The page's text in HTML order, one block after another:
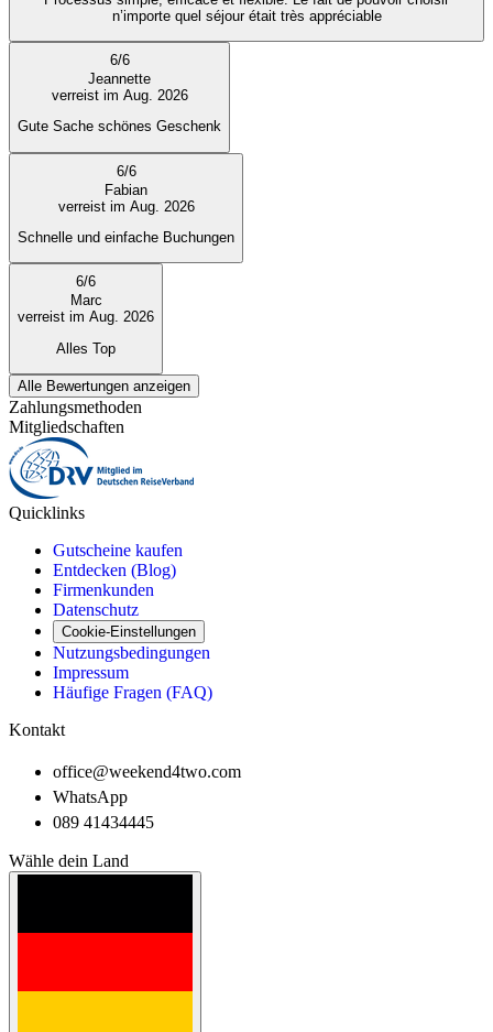
n’importe quel séjour était très appréciable
6/6
Jeannette
verreist im Aug. 2026
Gute Sache schönes Geschenk
6/6
Fabian
verreist im Aug. 2026
Schnelle und einfache Buchungen
6/6
Marc
verreist im Aug. 2026
Alles Top
Alle Bewertungen anzeigen
Zahlungsmethoden
Mitgliedschaften
Quicklinks
Gutscheine kaufen
Entdecken (Blog)
Firmenkunden
Datenschutz
Cookie-Einstellungen
Nutzungsbedingungen
Impressum
Häufige Fragen (FAQ)
Kontakt
office@weekend4two.com
WhatsApp
089 41434445
Wähle dein Land